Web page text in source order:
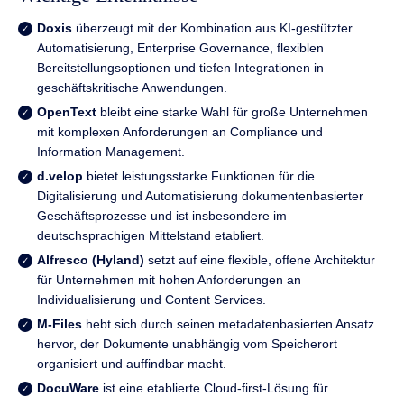
Doxis überzeugt mit der Kombination aus KI-gestützter
Automatisierung, Enterprise Governance, flexiblen
Bereitstellungsoptionen und tiefen Integrationen in
geschäftskritische Anwendungen.
OpenTextbleibt eine starke Wahl für große Unternehmen
mit komplexen Anforderungen an Compliance und
Information Management.
d.velop bietet leistungsstarke Funktionen für die
Digitalisierung und Automatisierung dokumentenbasierter
Geschäftsprozesse und ist insbesondere im
deutschsprachigen Mittelstand etabliert.
Alfresco (Hyland) setzt auf eine flexible, offene Architektur
für Unternehmen mit hohen Anforderungen an
Individualisierung und Content Services.
M-Fileshebt sich durch seinen metadatenbasierten Ansatz
hervor, der Dokumente unabhängig vom Speicherort
organisiert und auffindbar macht.
DocuWareist eine etablierte Cloud-first-Lösung für